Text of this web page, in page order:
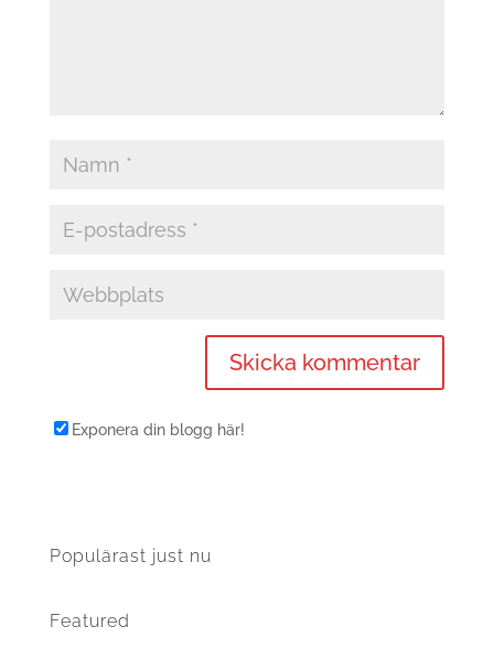
Exponera din blogg här!
Populärast just nu
Featured